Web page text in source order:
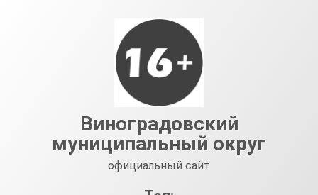
Виноградовский
муниципальный округ
официальный сайт